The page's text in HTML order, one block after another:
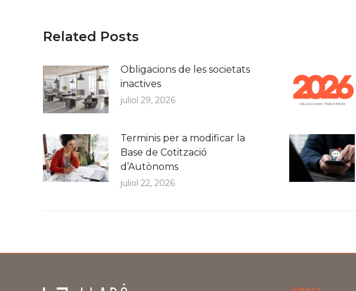
Related Posts
Obligacions de les societats
inactives
juliol 29, 2026
Terminis per a modificar la
Base de Cotització
d’Autònoms
juliol 22, 2026